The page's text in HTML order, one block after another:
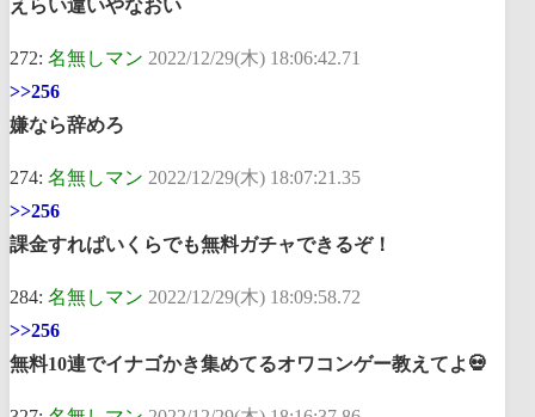
えらい違いやなおい
272: 名無しマン 2022/12/29(木) 18:06:42.71
>>256
嫌なら辞めろ
274: 名無しマン 2022/12/29(木) 18:07:21.35
>>256
課金すればいくらでも無料ガチャできるぞ！
284: 名無しマン 2022/12/29(木) 18:09:58.72
>>256
無料10連でイナゴかき集めてるオワコンゲー教えてよ💀